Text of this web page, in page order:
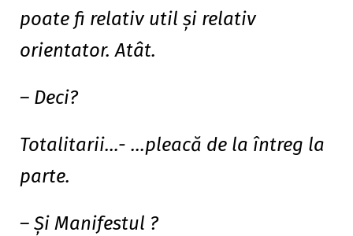
poate fi relativ util şi relativ
orientator. Atât.
– Deci?
Totalitarii…- …pleacă de la întreg la
parte.
– Şi Manifestul ?